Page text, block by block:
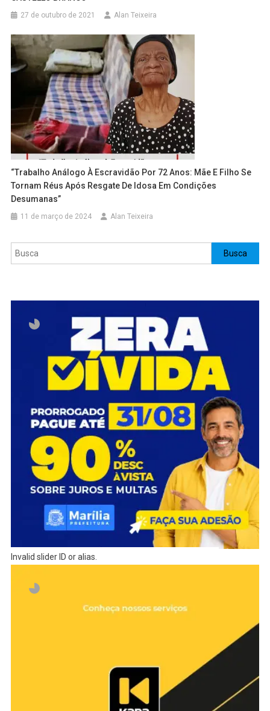
27 de outubro de 2021 Alan Teixeira
“Trabalho Análogo À Escravidão Por 72 Anos: Mãe E Filho Se
Tornam Réus Após Resgate De Idosa Em Condições
Desumanas”
11 de março de 2024 Alan Teixeira
Pesquisar Busca
Invalid slider ID or alias.